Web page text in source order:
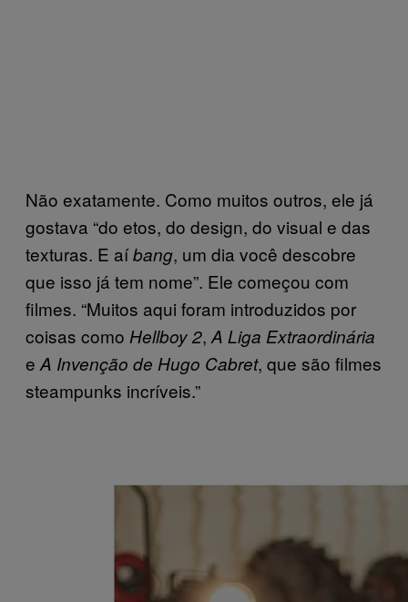
Não exatamente. Como muitos outros, ele já
gostava “do etos, do design, do visual e das
texturas. E aíbang, um dia você descobre
que isso já tem nome”. Ele começou com
filmes. “Muitos aqui foram introduzidos por
coisas como Hellboy 2, A Liga Extraordinária
e A Invenção de Hugo Cabret, que são filmes
steampunks incríveis.”